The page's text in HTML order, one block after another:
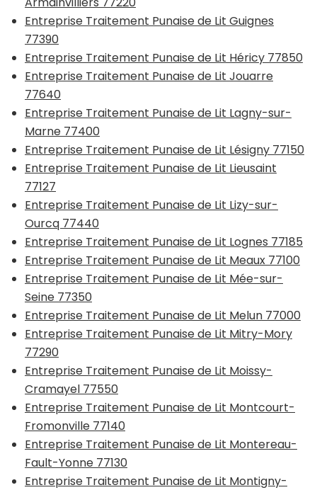
Entreprise Traitement Punaise de Lit Guignes
77390
Entreprise Traitement Punaise de Lit Héricy 77850
Entreprise Traitement Punaise de Lit Jouarre
77640
Entreprise Traitement Punaise de Lit Lagny-sur-
Marne 77400
Entreprise Traitement Punaise de Lit Lésigny 77150
Entreprise Traitement Punaise de Lit Lieusaint
77127
Entreprise Traitement Punaise de Lit Lizy-sur-
Ourcq 77440
Entreprise Traitement Punaise de Lit Lognes 77185
Entreprise Traitement Punaise de Lit Meaux 77100
Entreprise Traitement Punaise de Lit Mée-sur-
Seine 77350
Entreprise Traitement Punaise de Lit Melun 77000
Entreprise Traitement Punaise de Lit Mitry-Mory
77290
Entreprise Traitement Punaise de Lit Moissy-
Cramayel 77550
Entreprise Traitement Punaise de Lit Montcourt-
Fromonville 77140
Entreprise Traitement Punaise de Lit Montereau-
Fault-Yonne 77130
Entreprise Traitement Punaise de Lit Montigny-